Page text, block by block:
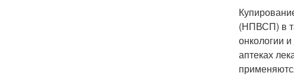
(НПВСП) в
онкологии
аптеках